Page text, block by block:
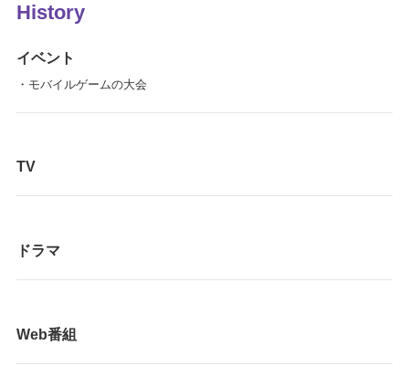
History
イベント
・モバイルゲームの大会
TV
ドラマ
Web番組